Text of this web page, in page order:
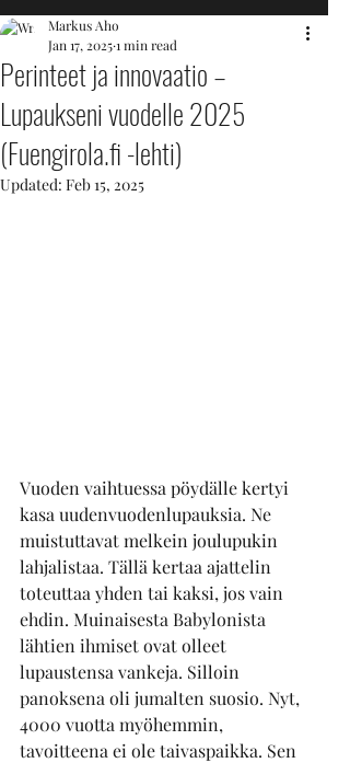
Perinteet ja innovaatio –
Lupaukseni vuodelle 2025
(Fuengirola.fi -lehti)
Markus Aho
Jan 17, 20251 min read
Updated: Feb 15, 2025
Vuoden vaihtuessa pöydälle kertyi
kasa uudenvuodenlupauksia. Ne
muistuttavat melkein joulupukin
lahjalistaa. Tällä kertaa ajattelin
toteuttaa yhden tai kaksi, jos vain
ehdin. Muinaisesta Babylonista
lähtien ihmiset ovat olleet
lupaustensa vankeja. Silloin
panoksena oli jumalten suosio. Nyt,
4000 vuotta myöhemmin,
tavoitteena ei ole taivaspaikka. Sen